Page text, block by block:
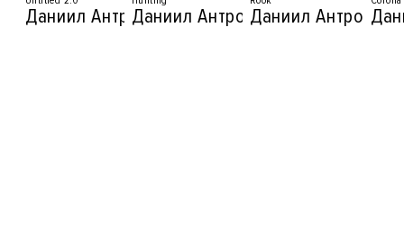
Даниил АнтроповДаниил АнтроповДаниил Антропов